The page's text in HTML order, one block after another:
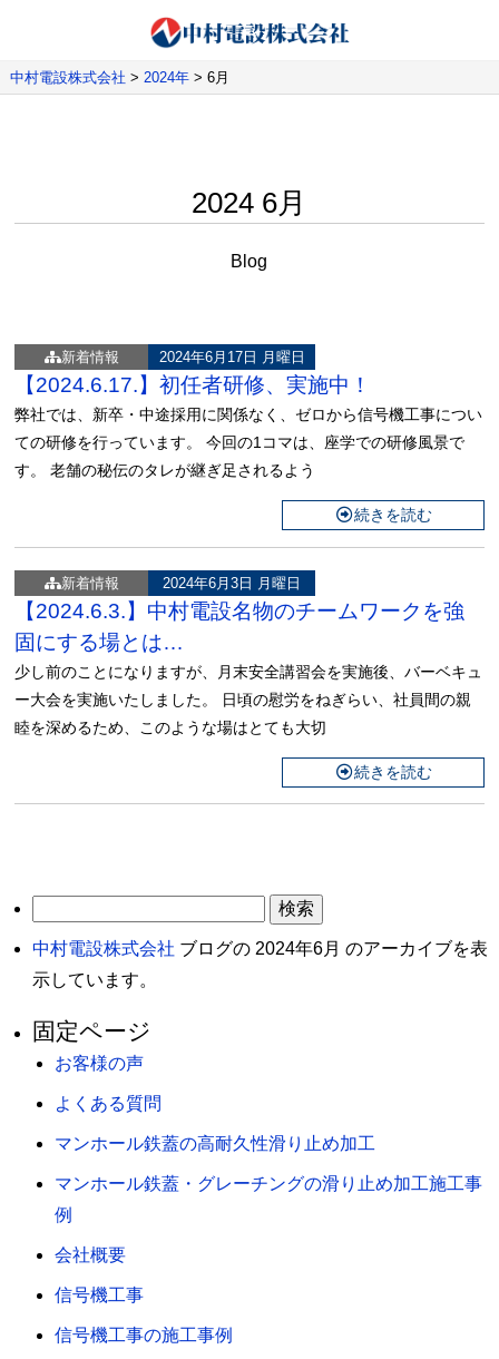
中村電設株式会社 > 2024年> 6月
2024 6月
Blog
新着情報 2024年6月17日 月曜日
【2024.6.17.】初任者研修、実施中！
弊社では、新卒・中途採用に関係なく、ゼロから信号機工事につい
ての研修を行っています。 今回の1コマは、座学での研修風景で
す。 老舗の秘伝のタレが継ぎ足されるよう
続きを読む
新着情報 2024年6月3日 月曜日
【2024.6.3.】中村電設名物のチームワークを強
固にする場とは…
少し前のことになりますが、月末安全講習会を実施後、バーベキュ
ー大会を実施いたしました。 日頃の慰労をねぎらい、社員間の親
睦を深めるため、このような場はとても大切
続きを読む
索:
中村電設株式会社 ブログの 2024年6月 のアーカイブを表
示しています。
固定ページ
お客様の声
よくある質問
マンホール鉄蓋の高耐久性滑り止め加工
マンホール鉄蓋・グレーチングの滑り止め加工施工事
例
会社概要
信号機工事
信号機工事の施工事例